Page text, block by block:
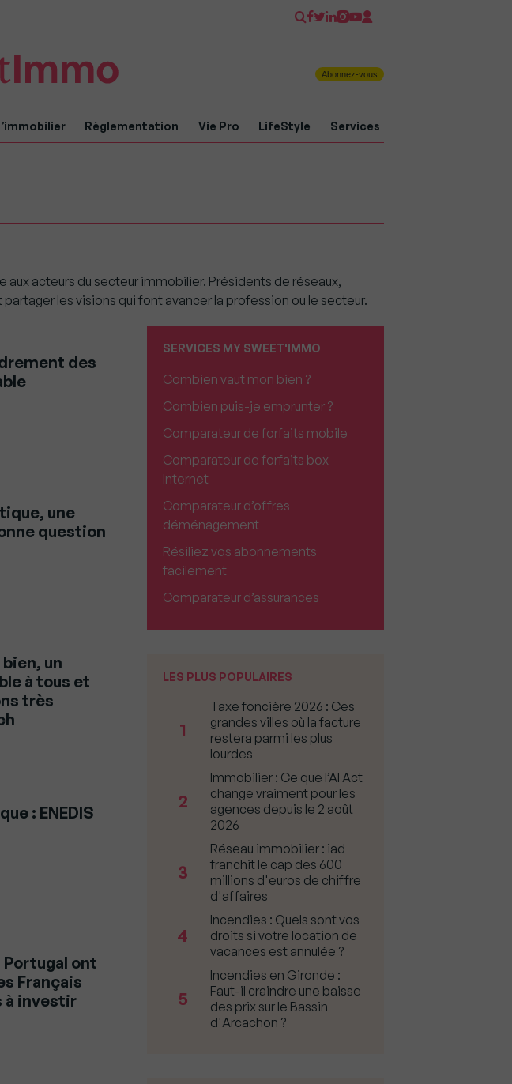
Abonnez-vous
Règlementation Vie Pro LifeStyle Services
acteurs du secteur immobilier. Présidents de réseaux,
les visions qui font avancer la profession ou le secteur.
des
une
question
un
à tous et
très
: ENEDIS
Portugal ont
Français
à investir
SERVICES MY SWEET'IMMO
Combien vaut mon bien ?
Combien puis-je emprunter ?
Comparateur de forfaits mobile
Comparateur de forfaits box
Internet
Comparateur d’offres
déménagement
Résiliez vos abonnements
facilement
Comparateur d’assurances
LES PLUS POPULAIRES
1
Taxe foncière 2026 : Ces
grandes villes où la facture
restera parmi les plus
lourdes
2
Immobilier : Ce que l’AI Act
change vraiment pour les
agences depuis le 2 août
2026
3
Réseau immobilier : iad
franchit le cap des 600
millions d'euros de chiffre
d'affaires
4
Incendies : Quels sont vos
droits si votre location de
vacances est annulée ?
5
Incendies en Gironde :
Faut-il craindre une baisse
des prix sur le Bassin
d'Arcachon ?